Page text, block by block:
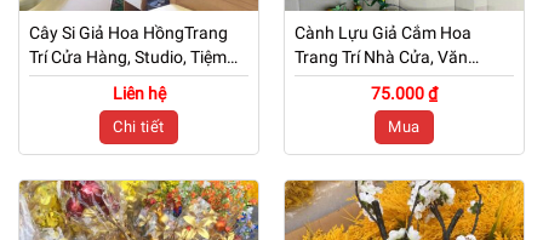
Cây Si Giả Hoa HồngTrang
Trí Cửa Hàng, Studio, Tiệm
Quán, Văn Phòng, Nhà Cửa
– Cao 3m – Mã: PN-CG0246
Liên hệ
Chi tiết
Cành Lựu Giả Cắm Hoa
Trang Trí Nhà Cửa, Văn
Phòng, Cửa Hàng – Mã: PN
75.000 ₫
Mua